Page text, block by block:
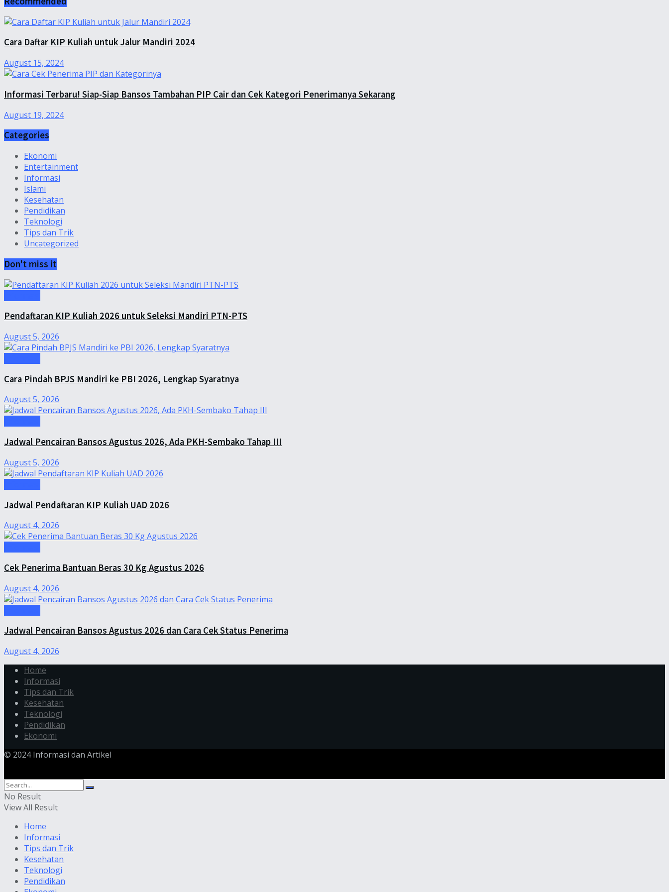
Cara Daftar KIP Kuliah untuk Jalur Mandiri 2024
August 15, 2024
Informasi Terbaru! Siap-Siap Bansos Tambahan PIP Cair dan Cek Kategori Penerimanya Sekarang
August 19, 2024
Categories
Ekonomi
Entertainment
Informasi
Islami
Kesehatan
Pendidikan
Teknologi
Tips dan Trik
Uncategorized
Don't miss it
Pendaftaran KIP Kuliah 2026 untuk Seleksi Mandiri PTN-PTS
August 5, 2026
Cara Pindah BPJS Mandiri ke PBI 2026, Lengkap Syaratnya
August 5, 2026
Jadwal Pencairan Bansos Agustus 2026, Ada PKH-Sembako Tahap III
August 5, 2026
Jadwal Pendaftaran KIP Kuliah UAD 2026
August 4, 2026
Cek Penerima Bantuan Beras 30 Kg Agustus 2026
August 4, 2026
Jadwal Pencairan Bansos Agustus 2026 dan Cara Cek Status Penerima
August 4, 2026
Home
Informasi
Tips dan Trik
Kesehatan
Teknologi
Pendidikan
Ekonomi
© 2024 Informasi dan Artikel
No Result
View All Result
Home
Informasi
Tips dan Trik
Kesehatan
Teknologi
Pendidikan